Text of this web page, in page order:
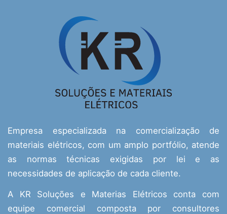
Empresa especializada na comercialização de
materiais elétricos, com um amplo portfólio, atende
as normas técnicas exigidas por lei e as
necessidades de aplicação de cada cliente.
A KR Soluções e Materias Elétricos conta com
equipe comercial composta por consultores